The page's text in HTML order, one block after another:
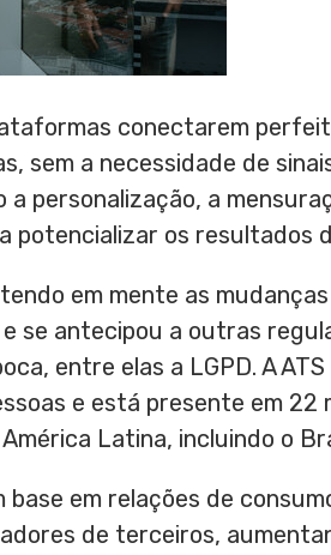
conectarem
sem a necessidade de
a personalização, a
potencializar os resultados
em mente as
e se antecipou a outras
entre elas a LGPD. A
e está presente em
Latina, incluindo o
base em relações de
de terceiros,